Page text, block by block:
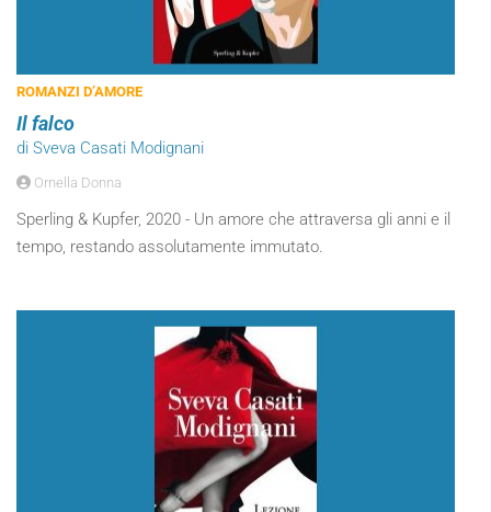
ROMANZI D’AMORE
Il falco
di Sveva Casati Modignani
Ornella Donna
Sperling & Kupfer, 2020 - Un amore che attraversa gli anni e il
tempo, restando assolutamente immutato.